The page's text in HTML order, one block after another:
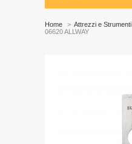
Home > Attrezzi e Strumenti
06620 ALLWAY